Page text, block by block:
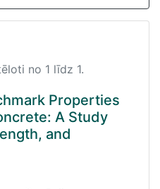
no 1 līdz 1.
Properties
A Study
and